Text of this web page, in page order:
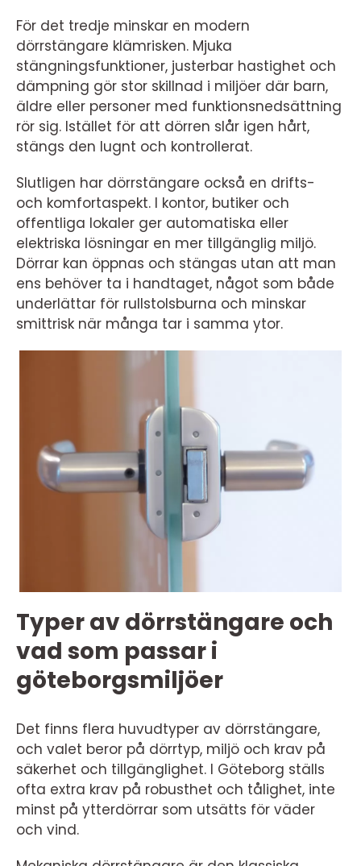
För det tredje minskar en modern
dörrstängare klämrisken. Mjuka
stängningsfunktioner, justerbar hastighet och
dämpning gör stor skillnad i miljöer där barn,
äldre eller personer med funktionsnedsättning
rör sig. Istället för att dörren slår igen hårt,
stängs den lugnt och kontrollerat.
Slutligen har dörrstängare också en drifts-
och komfortaspekt. I kontor, butiker och
offentliga lokaler ger automatiska eller
elektriska lösningar en mer tillgänglig miljö.
Dörrar kan öppnas och stängas utan att man
ens behöver ta i handtaget, något som både
underlättar för rullstolsburna och minskar
smittrisk när många tar i samma ytor.
Typer av dörrstängare och
vad som passar i
göteborgsmiljöer
Det finns flera huvudtyper av dörrstängare,
och valet beror på dörrtyp, miljö och krav på
säkerhet och tillgänglighet. I Göteborg ställs
ofta extra krav på robusthet och tålighet, inte
minst på ytterdörrar som utsätts för väder
och vind.